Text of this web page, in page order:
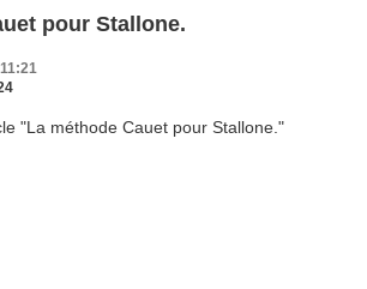
pour Stallone.